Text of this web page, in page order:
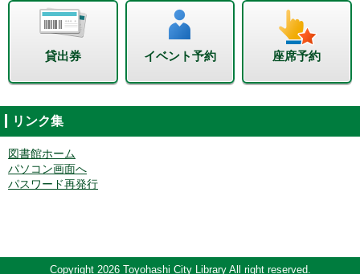
貸出券 イベント予約 座席予約
リンク集
図書館ホーム
パソコン画面へ
パスワード再発行
Copyright 2026 Toyohashi City Library All right reserved.